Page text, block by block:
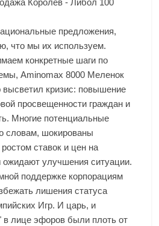
Королёв - Либол 100
предложения,
что мы их используем.
конкретные шаги по
Aminomax 8000 Меленок
высветил кризис: повышение
просвещенности граждан и
Многие потенциальные
словам, шокированы
ставок и цен на
ожидают улучшения ситуации.
поддержке корпорациям
лишения статуса
Игр. И царь, и
в лице эфоров были плоть от